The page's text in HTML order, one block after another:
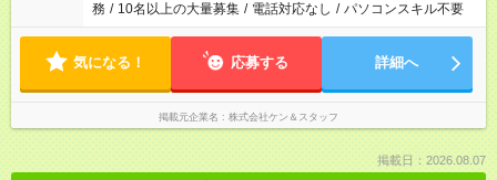
務 / 10名以上の大量募集 / 電話対応なし / パソコンスキル不要
気になる！ 応募する 詳細へ
掲載元企業名 株式会社ケン＆スタッフ
掲載日：2026.08.07